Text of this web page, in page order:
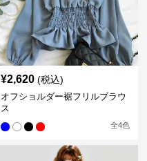
¥2,620 (税込)
オフショルダー裾フリルブラウ
ス
全4色